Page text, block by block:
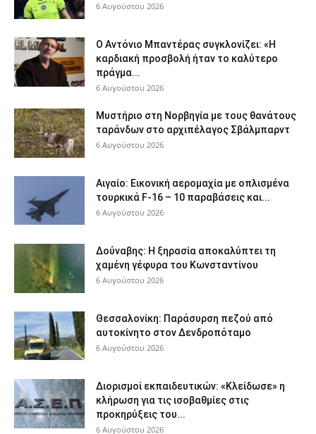
6 Αυγούστου 2026
Ο Αντόνιο Μπαντέρας συγκλονίζει: «Η
καρδιακή προσβολή ήταν το καλύτερο
πράγμα...
6 Αυγούστου 2026
Μυστήριο στη Νορβηγία με τους θανάτους
ταράνδων στο αρχιπέλαγος Σβάλμπαρντ
6 Αυγούστου 2026
Αιγαίο: Εικονική αερομαχία με οπλισμένα
τουρκικά F-16 – 10 παραβάσεις και...
6 Αυγούστου 2026
Δούναβης: Η ξηρασία αποκαλύπτει τη
χαμένη γέφυρα του Κωνσταντίνου
6 Αυγούστου 2026
Θεσσαλονίκη: Παράσυρση πεζού από
αυτοκίνητο στον Δενδροπόταμο
6 Αυγούστου 2026
Διορισμοί εκπαιδευτικών: «Κλείδωσε» η
κλήρωση για τις ισοβαθμίες στις
προκηρύξεις του...
6 Αυγούστου 2026